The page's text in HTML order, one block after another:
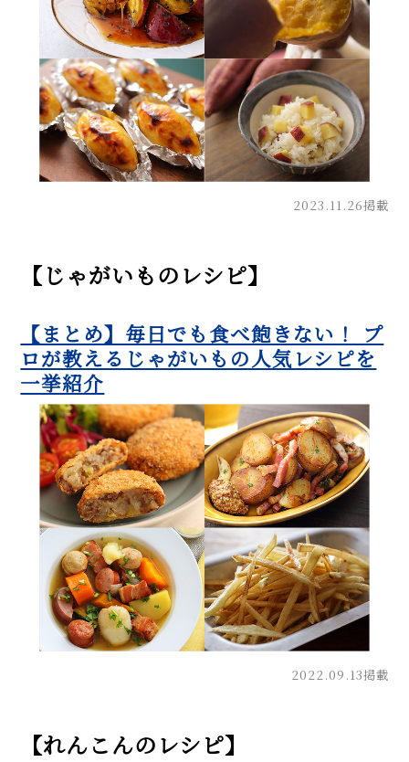
2023.11.26掲載
【じゃがいものレシピ】
【まとめ】毎日でも食べ飽きない！ プ
ロが教えるじゃがいもの人気レシピを
一挙紹介
2022.09.13掲載
【れんこんのレシピ】